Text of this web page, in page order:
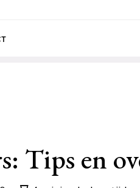
Tips en